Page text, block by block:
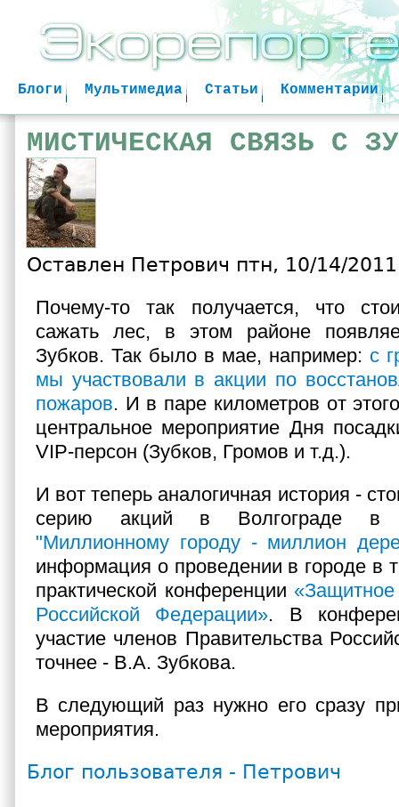
Комментарии
Статьи
Мультимедиа
Блоги
МИСТИЧЕСКАЯ СВЯЗЬ С
Оставлен Петрович птн, 10/14/
Почему-то так получается, что
сажать лес, в этом районе
Зубков. Так было в мае, например: с
мы участвовали в акции по
пожаров. И в паре километров от
центральное мероприятие Дня
VIP-персон (Зубков, Громов и т.д.).
И вот теперь аналогичная история -
серию акций в Волгограде
"Миллионному городу - миллион
информация о проведении в городе в
практической конференции
Российской Федерации». В
участие членов Правительства
точнее - В.А. Зубкова.
В следующий раз нужно его сразу
мероприятия.
Блог пользователя - Петрович